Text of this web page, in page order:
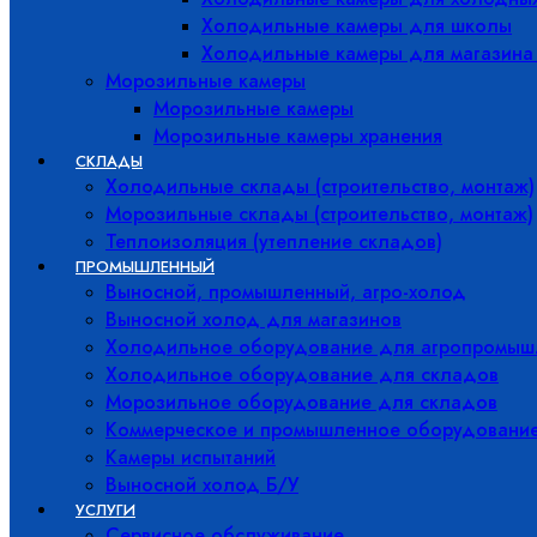
Холодильные камеры для школы
Холодильные камеры для магазина
Морозильные камеры
Морозильные камеры
Морозильные камеры хранения
СКЛАДЫ
Холодильные склады (строительство, монтаж)
Морозильные склады (строительство, монтаж)
Теплоизоляция (утепление складов)
ПРОМЫШЛЕННЫЙ
Выносной, промышленный, агро-холод
Выносной холод для магазинов
Холодильное оборудование для
Холодильное оборудование для складов
Морозильное оборудование для складов
Коммерческое и промышленное
Камеры испытаний
Выносной холод Б/У
УСЛУГИ